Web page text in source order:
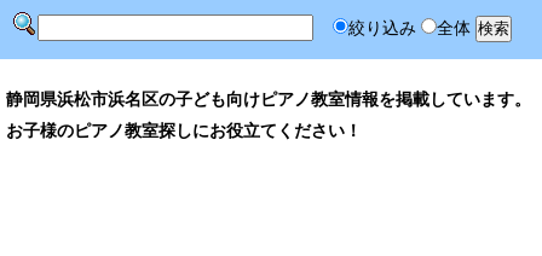
絞り込み 全体
静岡県浜松市浜名区の子ども向けピアノ教室情報を掲載しています。
お子様のピアノ教室探しにお役立てください！